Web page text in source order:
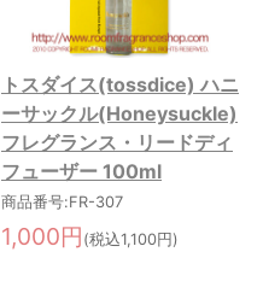
トスダイス(tossdice) ハニ
ーサックル(Honeysuckle)
フレグランス・リードディ
フューザー 100ml
商品番号:FR-307
1,000円 (税込1,100円)